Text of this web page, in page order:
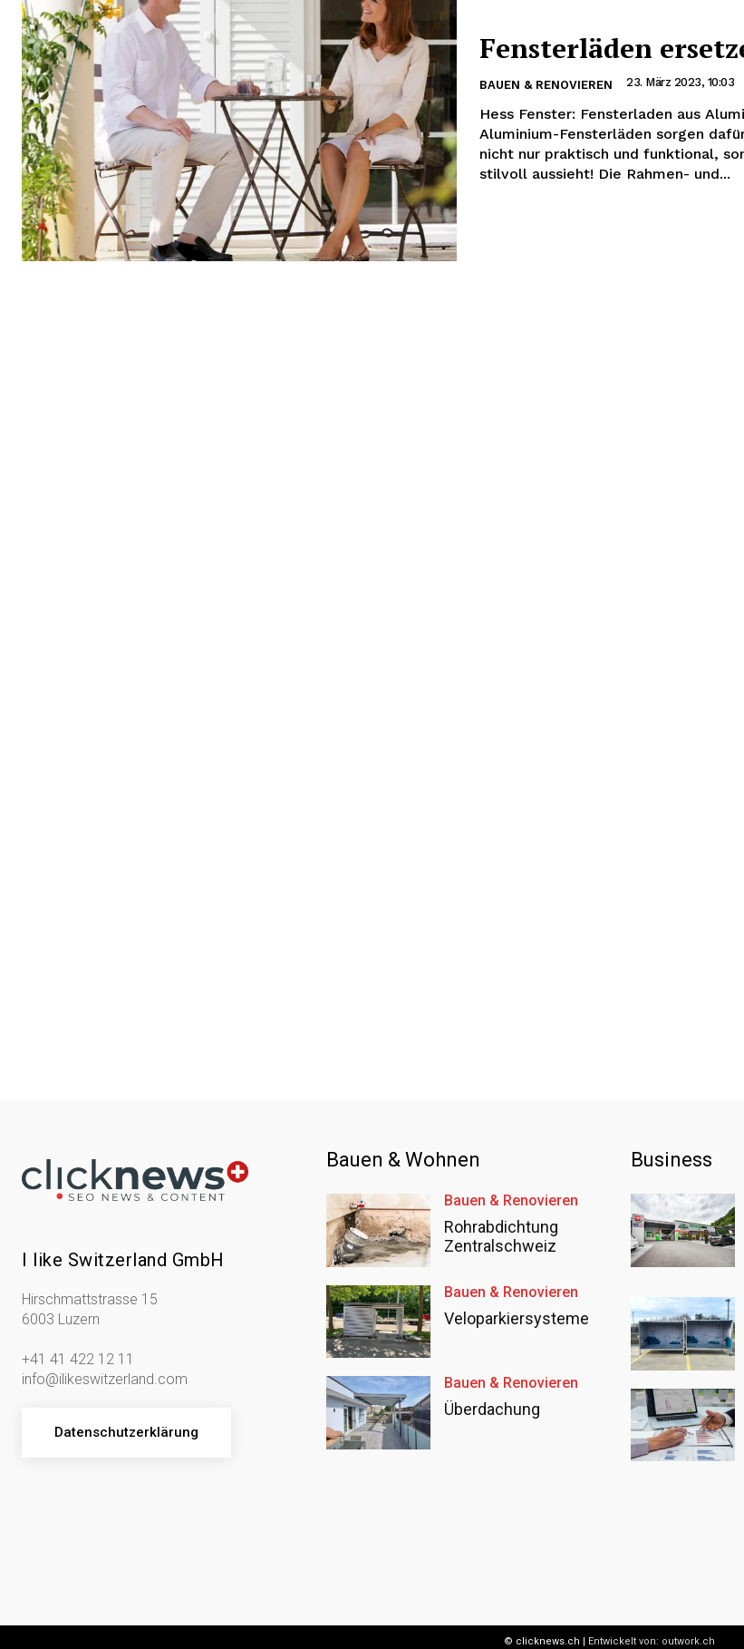
Fensterläden
BAUEN & RENOVIEREN 23. März 2023, 10:03
Hess Fenster: Fensterladen aus
Aluminium-Fensterläden sorgen
nicht nur praktisch und funktional,
stilvoll aussieht! Die Rahmen- und...
I like Switzerland GmbH
Hirschmattstrasse 15
6003 Luzern
+41 41 422 12 11
info@ilikeswitzerland.com
Datenschutzerklärung
Bauen & Wohnen
Bauen & Renovieren
Rohrabdichtung
Zentralschweiz
Bauen & Renovieren
Veloparkiersysteme
Bauen & Renovieren
Überdachung
Business
© clicknews.ch | Entwickelt von: outwork.ch